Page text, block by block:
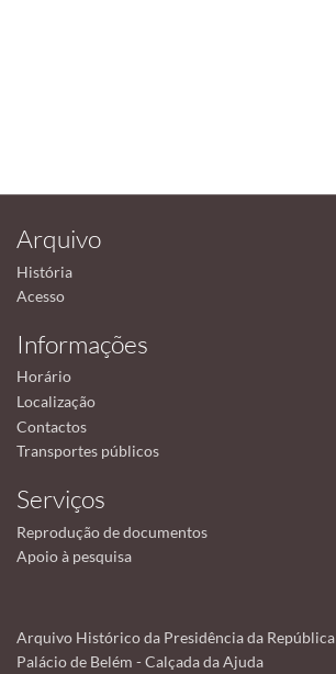
Arquivo
História
Acesso
Informações
Horário
Localização
Contactos
Transportes públicos
Serviços
Reprodução de documentos
Apoio à pesquisa
Arquivo Histórico da Presidência da República
Palácio de Belém - Calçada da Ajuda